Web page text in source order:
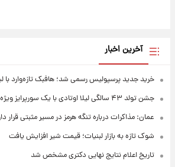
آخرین اخبار
خرید جدید پرسپولیس رسمی شد؛ هافبک تازه‌وارد
جشن تولد ۴۳ سالگی لیلا اوتادی با یک سورپرایز ویژه + فیلم
عمان: مذاکرات درباره تنگه هرمز در مسیر مثبتی قرار
شوک تازه به بازار لبنیات؛ قیمت شیر افزایش یافت
تاریخ اعلام نتایج نهایی دکتری مشخص شد